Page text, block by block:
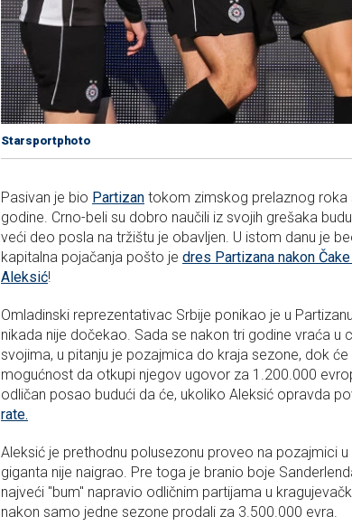
Starsportphoto
Pasivan je bio Partizan tokom zimskog prelaznog
godine. Crno-beli su dobro naučili iz svojih grešaka
veći deo posla na tržištu je obavljen. U istom danu je
kapitalna pojačanja pošto je dres Partizana nakon
Aleksić!
Omladinski reprezentativac Srbije ponikao je u
nikada nije dočekao. Sada se nakon tri godine vraća u
svojima, u pitanju je pozajmica do kraja sezone, dok
mogućnost da otkupi njegov ugovor za 1.200.000
odličan posao budući da će, ukoliko Aleksić opravda
rate.
Aleksić je prethodnu polusezonu proveo na pozajmici
giganta nije naigrao. Pre toga je branio boje
najveći "bum" napravio odličnim partijama u
nakon samo jedne sezone prodali za 3.500.000 evra.